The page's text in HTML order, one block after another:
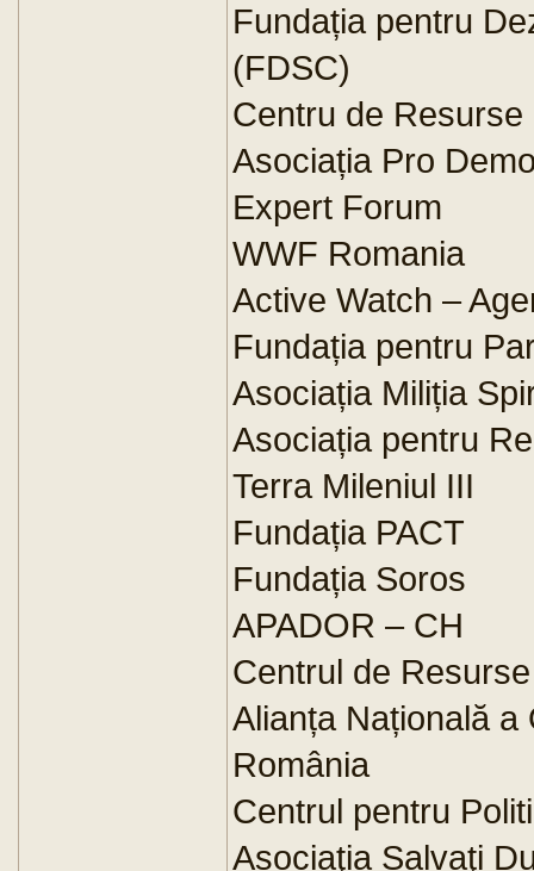
Fundația pentru
(FDSC)
Centru de
Asociația Pro
Expert Forum
WWF Romania
Active Watch –
Fundația pentru
Asociația Miliția
Asociația pentru
Terra Mileniul III
Fundația PACT
Fundația Soros
APADOR – CH
Centrul de
Alianța Națională a
România
Centrul pentru
Asociaţia Salvaţi